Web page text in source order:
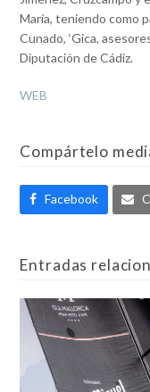
María, teniendo como
Cunado, ‘Gica,
Diputación de Cádiz.
WEB
Compártelo
Facebook
Entradas